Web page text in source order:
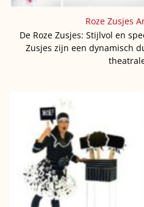
Roze Zusjes
De Roze Zusjes: Stijlvol en
Zusjes zijn een dynamisch